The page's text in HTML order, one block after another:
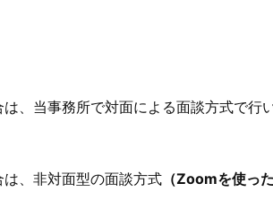
、当事務所で対面による面談方式で行
、非対面型の面談方式 （Zoomを使っ